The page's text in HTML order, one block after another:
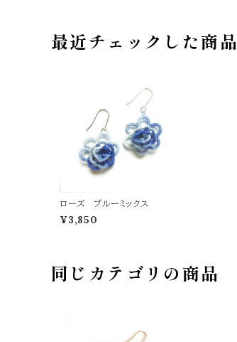
最近チェックした商品
ローズ ブルーミックス
¥3,850
同じカテゴリの商品